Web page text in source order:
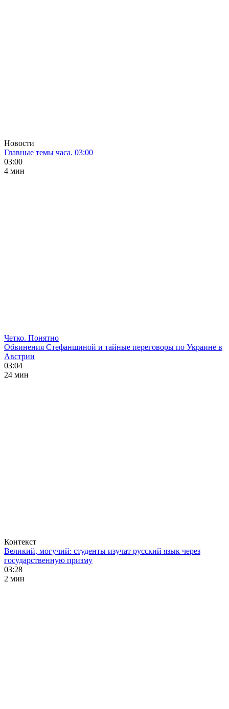
Новости
Главные темы часа. 03:00
03:00
4 мин
Четко. Понятно
Обвинения Стефаншиной и тайные переговоры по Украине в
Австрии
03:04
24 мин
Контекст
Великий, могучий: студенты изучат русский язык через
государственную призму
03:28
2 мин